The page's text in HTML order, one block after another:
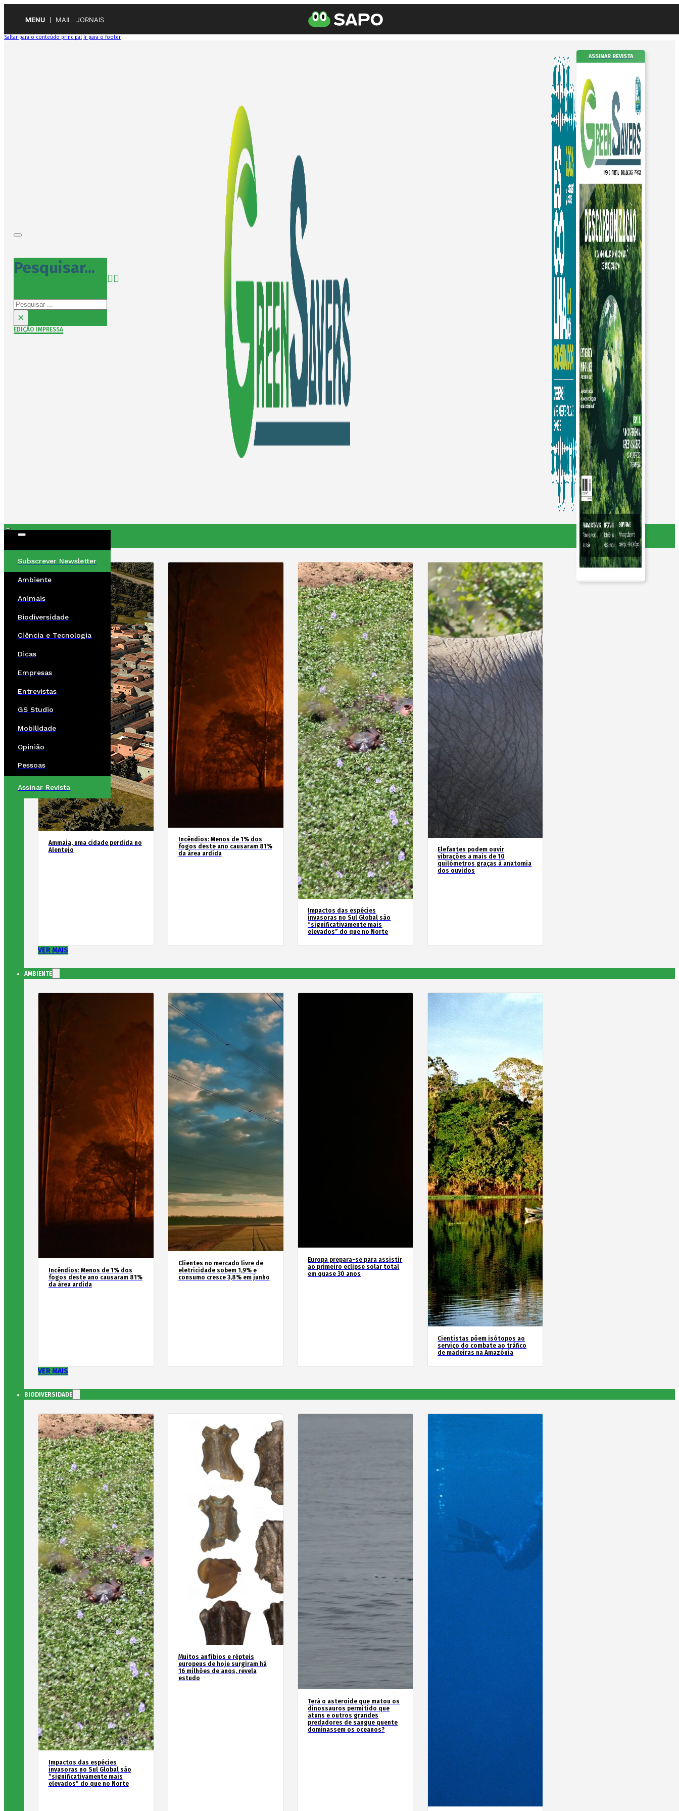
MENU MAIL JORNAIS
Saltar para o conteúdo principal Ir para o footer
Pesquisar...
Pesquisar
×
EDIÇÃO IMPRESSA
ASSINAR REVISTA
Subscrever Newsletter
Ambiente
Animais
Biodiversidade
Ciência e Tecnologia
Dicas
Empresas
Entrevistas
GS Studio
Mobilidade
Opinião
Pessoas
Assinar Revista
Ammaia, uma cidade perdida no
Alentejo
Incêndios: Menos de 1% dos
fogos deste ano causaram 81%
da área ardida
Impactos das espécies
invasoras no Sul Global são
“significativamente mais
elevados” do que no Norte
Elefantes podem ouvir
vibrações a mais de 10
quilómetros graças à anatomia
dos ouvidos
VER MAIS
AMBIENTE
Incêndios: Menos de 1% dos
fogos deste ano causaram 81%
da área ardida
Clientes no mercado livre de
eletricidade sobem 1,9% e
consumo cresce 3,8% em junho
Europa prepara-se para assistir
ao primeiro eclipse solar total
em quase 30 anos
Cientistas põem isótopos ao
serviço do combate ao tráfico
de madeiras na Amazónia
VER MAIS
BIODIVERSIDADE
Impactos das espécies
invasoras no Sul Global são
“significativamente mais
elevados” do que no Norte
Muitos anfíbios e répteis
europeus de hoje surgiram há
16 milhões de anos, revela
estudo
Terá o asteroide que matou os
dinossauros permitido que
atuns e outros grandes
predadores de sangue quente
dominassem os oceanos?